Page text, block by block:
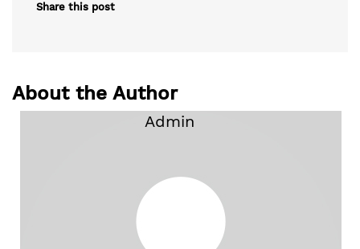
Share this post
About the Author
Admin